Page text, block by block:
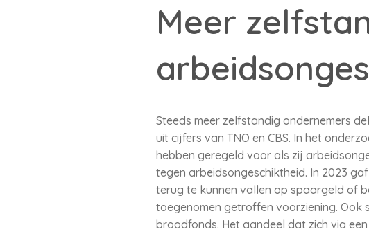
Meer
Steeds meer zelfstandig ondernemers
uit cijfers van TNO en CBS. In het
hebben geregeld voor als zij
tegen arbeidsongeschiktheid. In 2023
terug te kunnen vallen op spaargeld of
toegenomen getroffen voorziening. Ook
broodfonds. Het aandeel dat zich via